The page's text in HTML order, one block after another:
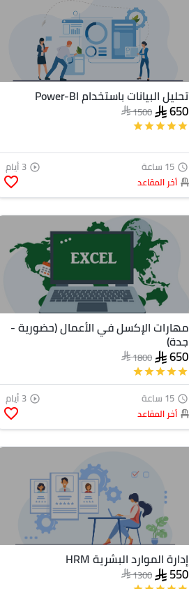
تحليل البيانات باستخدام Power-BI
650
1500
star
star
star
star
star
access_time 15 ساعة play_circle_outline 3 أيام
أخر المقاعد favorite_border
مهارات الإكسل في الأعمال (حضورية -
جدة)
650
1800
star
star
star
star
star
access_time 15 ساعة play_circle_outline 3 أيام
أخر المقاعد favorite_border
إدارة الموارد البشرية HRM
550
1300